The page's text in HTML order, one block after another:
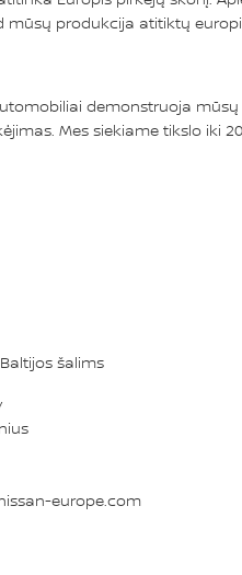
mūsų produkcija atitiktų
demonstruoja mūsų
Mes siekiame tikslo iki
šalims
europe.com